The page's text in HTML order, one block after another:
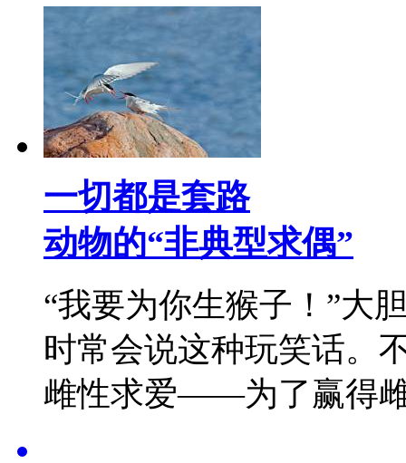
一切都是套路
动物的“非典型求偶”
“我要为你生猴子！”大
时常会说这种玩笑话。
雌性求爱——为了赢得